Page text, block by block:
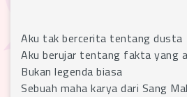
Aku tak bercerita tentang dusta
Aku berujar tentang fakta yang
Bukan legenda biasa
Sebuah maha karya dari Sang